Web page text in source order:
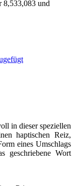
8,533,083 und
in dieser speziellen
haptischen Reiz,
eines Umschlags
geschriebene Wort